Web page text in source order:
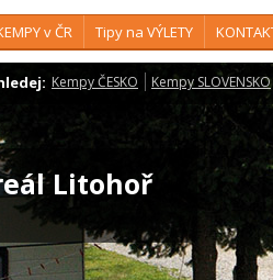
v ČR Tipy na VÝLETY
Kempy ČESKO Kempy SLOVENSKO
Litohoř